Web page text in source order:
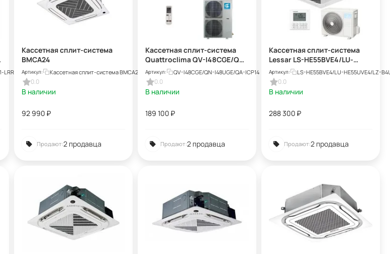
LRR/T-MBQ4-04A1
Кассетная сплит-система
BMCA24
Артикул: Кассетная сплит-система BMCA24
0.0
В наличии
92 990 ₽
Продают:2 продавца
Кассетная сплит-система
Quattroclima QV-I48CGE/QN-
I48UGE/QA-ICP14
Артикул: QV-I48CGE/QN-I48UGE/QA-ICP14
0.0
В наличии
189 100 ₽
Продают:2 продавца
Кассетная сплит-система
Lessar LS-HE55BVE4/LU-
HE55UVE4/LZ-B4UB
Артикул: LS-HE55BVE4/LU-HE55UVE4/LZ-
0.0
В наличии
288 300 ₽
Продают:2 продавца